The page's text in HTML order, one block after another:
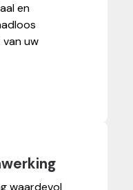
en
uw
waardevol